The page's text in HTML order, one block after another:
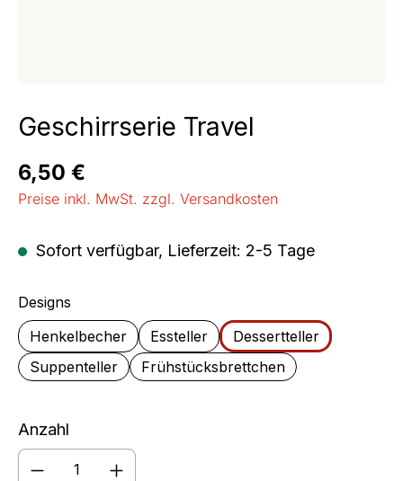
Geschirrserie Travel
Regulärer Preis:
6,50 €
Preise inkl. MwSt. zzgl. Versandkosten
Sofort verfügbar, Lieferzeit: 2-5 Tage
Designs
Henkelbecher
Essteller
Dessertteller
Suppenteller
Frühstücksbrettchen
Anzahl
Produkt Anzahl: Gib den gewünschten